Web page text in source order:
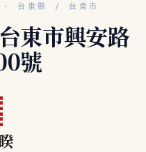
台東縣 / 台東市
東市興安路
號